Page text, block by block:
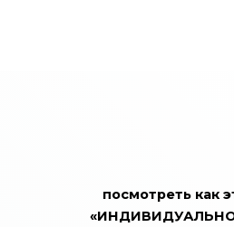
посмотреть как